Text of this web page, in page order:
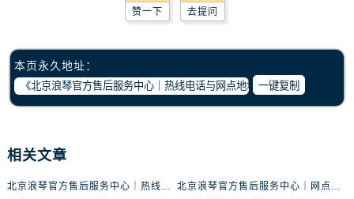
赞一下 去提问
本页永久地址：
一键复制
相关文章
北京浪琴官方售后服务中心｜热线电话与网点地址权威信息公示（2026年6月最新）
北京浪琴官方售后服务中心｜网点地址及热线权威信息公示（2026年6月最新）